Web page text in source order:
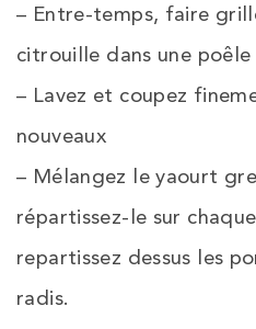
– Entre-temps, faire
citrouille dans une poêle
– Lavez et coupez
nouveaux
– Mélangez le yaourt
répartissez-le sur
repartissez dessus les
radis.